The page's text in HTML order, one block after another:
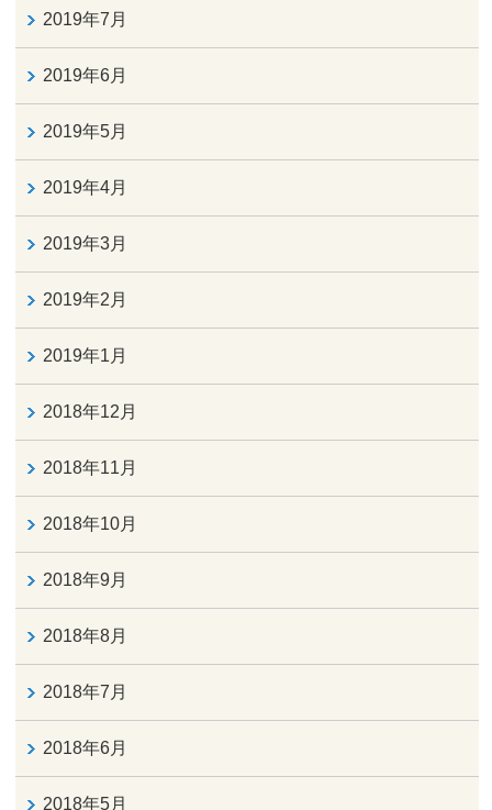
2019年7月
2019年6月
2019年5月
2019年4月
2019年3月
2019年2月
2019年1月
2018年12月
2018年11月
2018年10月
2018年9月
2018年8月
2018年7月
2018年6月
2018年5月